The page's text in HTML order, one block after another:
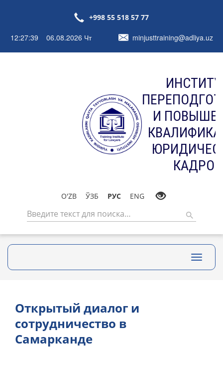
+998 55 518 57 77
12:27:40 06.08.2026 Чт minjusttraining@adliya.uz
И
КАДРОВ
O'ZB ЎЗБ РУС ENG
Toggle
Открытый диалог и
сотрудничество в
Самарканде